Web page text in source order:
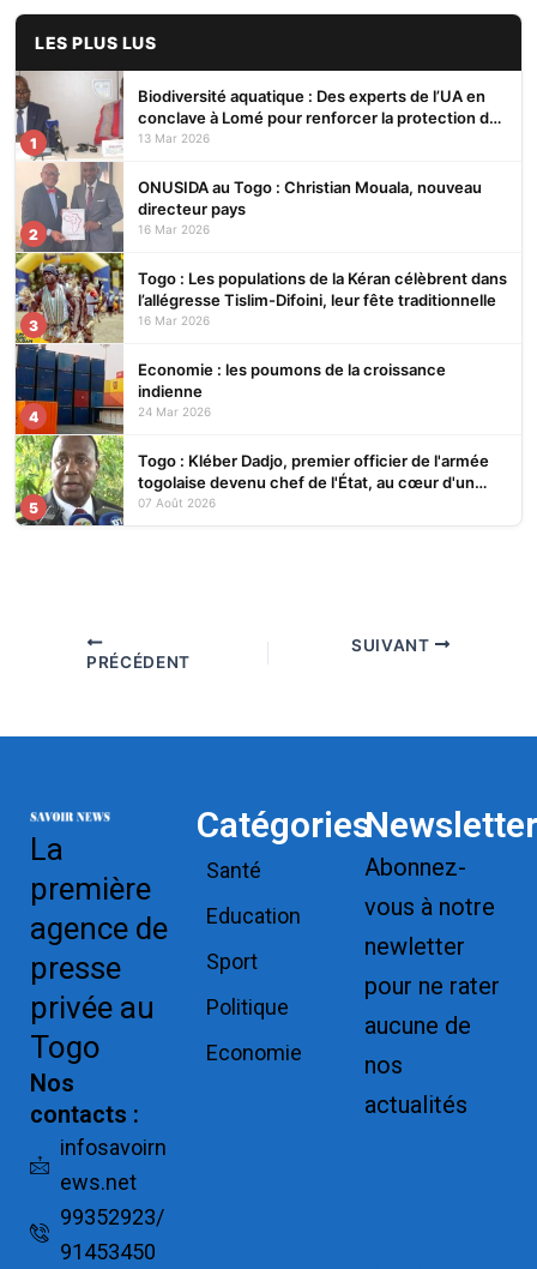
LES PLUS LUS
1
Biodiversité aquatique : Des experts de l’UA en
conclave à Lomé pour renforcer la protection des
écosystèmes
13 Mar 2026
2
ONUSIDA au Togo : Christian Mouala, nouveau
directeur pays
16 Mar 2026
3
Togo : Les populations de la Kéran célèbrent dans
l’allégresse Tislim-Difoini, leur fête traditionnelle
16 Mar 2026
4
Economie : les poumons de la croissance
indienne
24 Mar 2026
5
Togo : Kléber Dadjo, premier officier de l'armée
togolaise devenu chef de l'État, au cœur d'un
ouvrage
07 Août 2026
PRÉCÉDENT
SUIVANT
La
première
agence de
presse
privée au
Togo
Nos
contacts :
infosavoirn
ews.net
99352923/
91453450
Catégories
Santé
Education
Sport
Politique
Economie
Newsletter
Abonnez-
vous à notre
newletter
pour ne rater
aucune de
nos
actualités